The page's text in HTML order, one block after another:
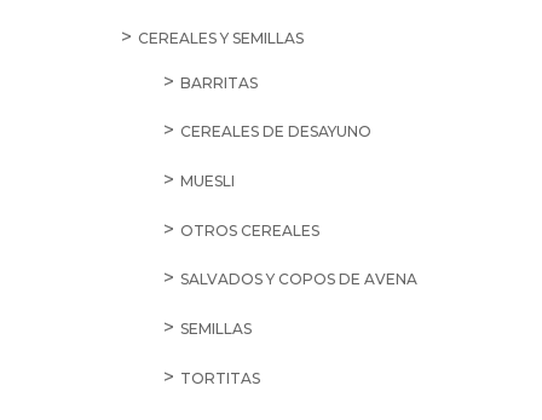
CEREALES Y SEMILLAS
BARRITAS
CEREALES DE DESAYUNO
MUESLI
OTROS CEREALES
SALVADOS Y COPOS DE AVENA
SEMILLAS
TORTITAS